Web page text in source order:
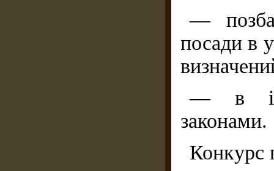
—
посади в
— в
законами.
Конкурс